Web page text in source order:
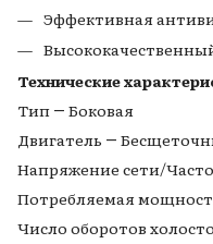
Эффективная
Технические
Тип ― Боковая
Двигатель ―
Напряжение сети/
Потребляемая
Число оборотов